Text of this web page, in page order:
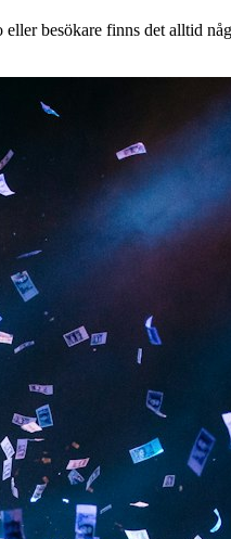
besökare finns det alltid